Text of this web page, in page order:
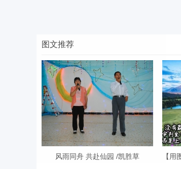
图文推荐
风雨同舟 共赴仙园 /凯胜草